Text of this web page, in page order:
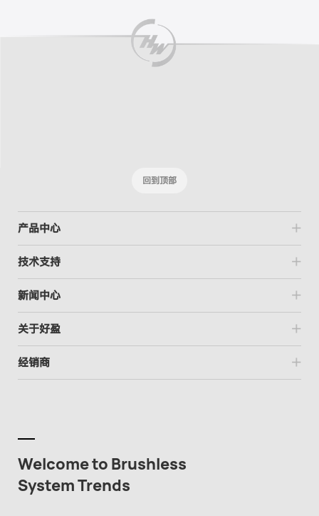
回到顶部
产品中心
技术支持
新闻中心
关于好盈
经销商
Welcome to Brushless
System Trends